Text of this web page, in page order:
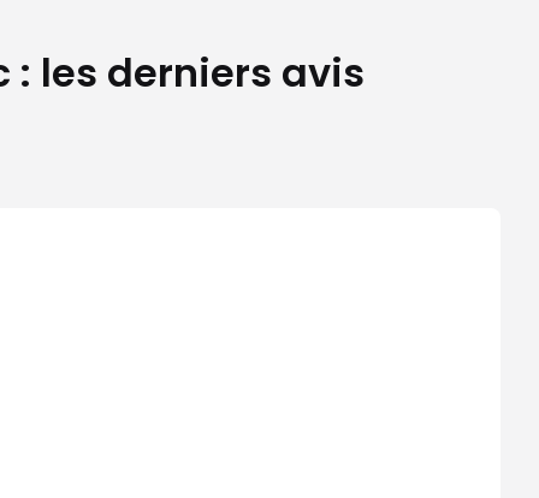
: les derniers avis